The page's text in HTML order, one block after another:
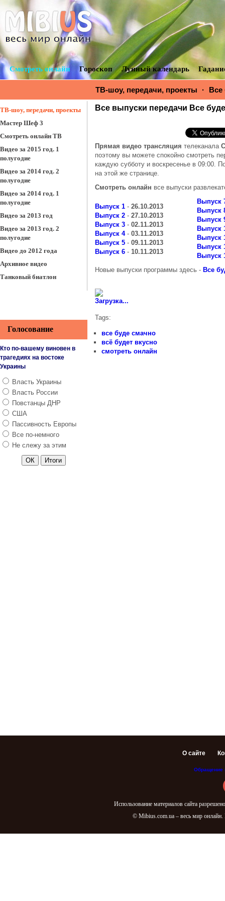
Смотреть онлайн Гороскоп Лунный календарь
ТВ-шоу, передачи, проекты ·
Все
буде смачно смотреть онлайн
Все выпуски передачи Все
Прямая видео трансляция телеканала
поэтому вы можете спокойно смотреть
каждую субботу и воскресенье в 09:00.
на этой же странице.
Смотреть онлайн все выпуски
Выпуск 1 - 26.10.2013
Выпуск 2 - 27.10.2013
Выпуск 3 - 02.11.2013
Выпуск 4- 03.11.2013
Выпуск 5 - 09.11.2013
Выпуск 6 - 10.11.2013
Выпуск
Выпуск
Выпуск
Выпуск
Выпуск
Выпуск
Выпуск
Новые выпуски программы здесь - Все
Загрузка...
Tags:
все буде смачно
всё будет вкусно
смотреть онлайн
ТВ-шоу, передачи, проекты
Мастер Шеф 3
Смотреть онлайн ТВ
Видео за 2015 год. 1
полугодие
Видео за 2014 год. 2
полугодие
Видео за 2014 год. 1
полугодие
Видео за 2013 год
Видео за 2013 год. 2
полугодие
Видео до 2012 года
Архивное видео
Танковый биатлон
Голосование
Кто по-вашему виновен в
трагедиях на востоке
Украины
Власть Украины
Власть России
Повстанцы ДНР
США
Пассивность Европы
Все по-немного
Не слежу за этим
О сайте
Обращение
Использование материалов сайта
© Mibius.com.ua – весь мир онлайн.